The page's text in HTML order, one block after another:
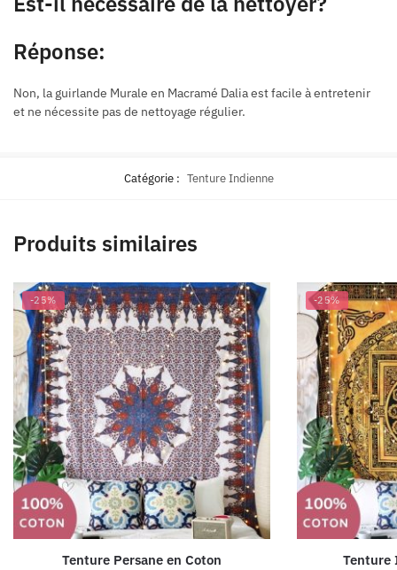
Réponse:
Non, la guirlande Murale en Macramé Dalia est facile à entretenir
et ne nécessite pas de nettoyage régulier.
Catégorie : Tenture Indienne
Produits similaires
-25%
Tenture Persane en Coton
-25%
Tenture